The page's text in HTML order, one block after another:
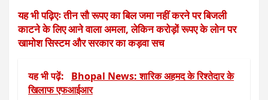
यह भी पढ़िएः तीन सौ रूपए का बिल जमा नहीं करने पर बिजली
काटने के लिए आने वाला अमला, लेकिन करोड़ों रूपए के लोन पर
खामोश सिस्टम और सरकार का कड़वा सच
यह भी पढ़ें:
Bhopal News: शारिक अहमद के रिश्तेदार के
खिलाफ एफआईआर